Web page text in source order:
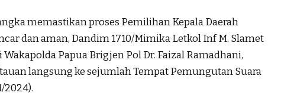
memastikan proses Pemilihan Kepala Daerah
dan aman, Dandim 1710/Mimika Letkol Inf M. Slamet
Wakapolda Papua Brigjen Pol Dr. Faizal Ramadhani,
langsung ke sejumlah Tempat Pemungutan Suara
2024).